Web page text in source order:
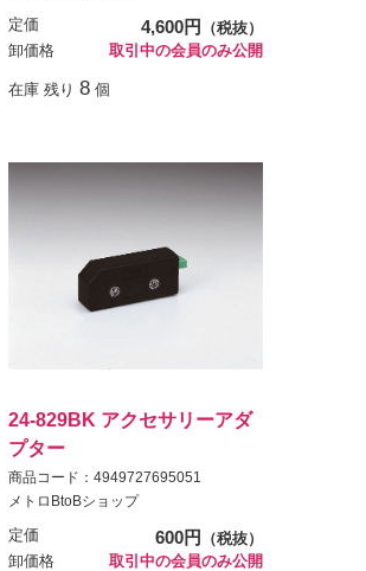
定価 4,600円
（税抜）
卸価格
取引中の会員のみ公開
在庫 残り 8 個
24-829BK アクセサリーアダ
プター
商品コード：4949727695051
メトロBtoBショップ
定価 600円
（税抜）
卸価格
取引中の会員のみ公開